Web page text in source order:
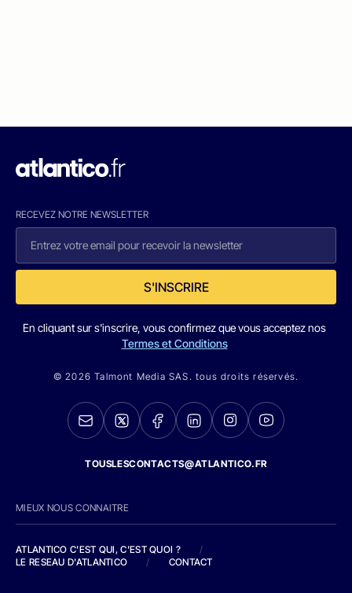
RECEVEZ NOTRE NEWSLETTER
S'INSCRIRE
En cliquant sur s'inscrire, vous confirmez que vous acceptez nos
Termes et Conditions
© 2026 Talmont Media SAS. tous droits réservés.
TOUSLESCONTACTS@ATLANTICO.FR
MIEUX NOUS CONNAITRE
ATLANTICO C'EST QUI, C'EST QUOI ?
/
LE RESEAU D'ATLANTICO
/ CONTACT